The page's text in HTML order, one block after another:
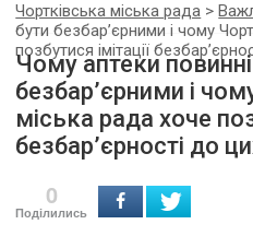
Чортківська міська рада >
бути безбар’єрними і чому
позбутися імітації
Чому аптеки
безбар’єрними і
міська рада хоче
безбар’єрності до
0
Поділились